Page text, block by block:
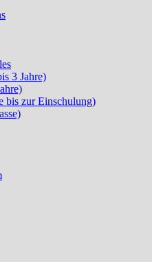
3 Jahre)
bis zur Einschulung)